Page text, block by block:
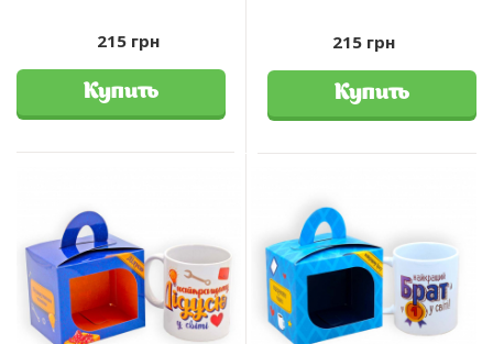
215 грн
Купить
215 грн
Купить